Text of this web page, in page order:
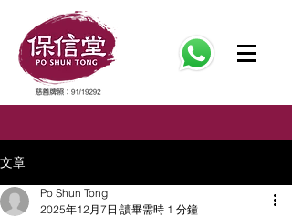
文章
Po Shun Tong
2025年12月7日 讀畢需時 1 分鐘